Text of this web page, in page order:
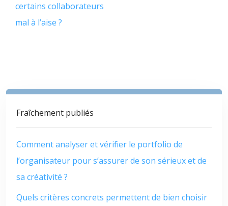
certains collaborateurs
mal à l’aise ?
Fraîchement publiés
Comment analyser et vérifier le portfolio de
l’organisateur pour s’assurer de son sérieux et de
sa créativité ?
Quels critères concrets permettent de bien choisir